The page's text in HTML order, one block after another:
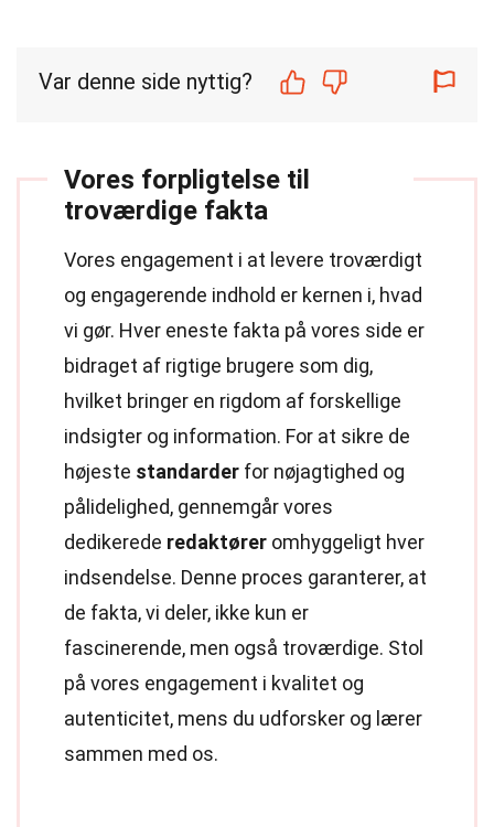
Var denne side nyttig?
Vores forpligtelse til
troværdige fakta
Vores engagement i at levere troværdigt
og engagerende indhold er kernen i, hvad
vi gør. Hver eneste fakta på vores side er
bidraget af rigtige brugere som dig,
hvilket bringer en rigdom af forskellige
indsigter og information. For at sikre de
højeste standarder for nøjagtighed og
pålidelighed, gennemgår vores
dedikerede redaktører omhyggeligt hver
indsendelse. Denne proces garanterer, at
de fakta, vi deler, ikke kun er
fascinerende, men også troværdige. Stol
på vores engagement i kvalitet og
autenticitet, mens du udforsker og lærer
sammen med os.